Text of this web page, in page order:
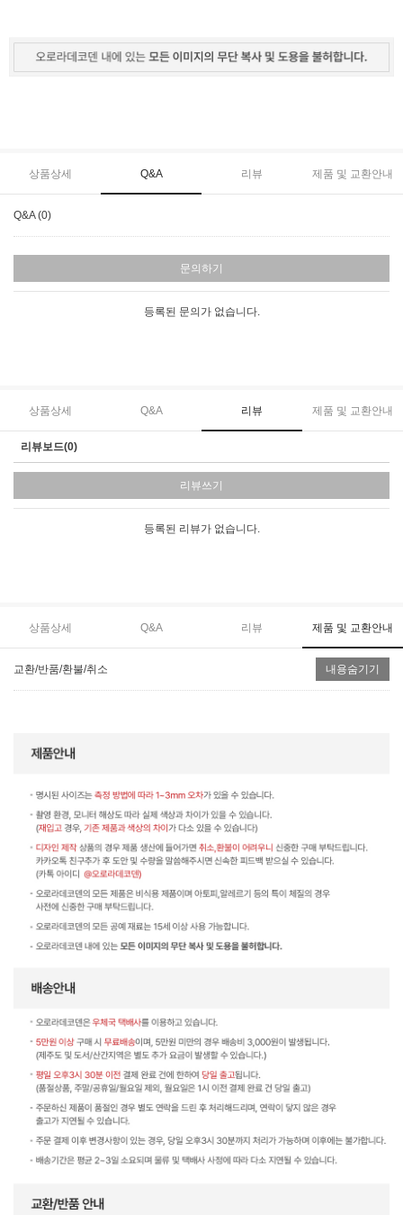
상품상세 Q&A 리뷰 제품 및 교환안내
Q&A (0)
문의하기
등록된 문의가 없습니다.
상품상세 Q&A 리뷰 제품 및 교환안내
리뷰보드(0)
리뷰쓰기
등록된 리뷰가 없습니다.
상품상세 Q&A 리뷰 제품 및 교환안내
교환/반품/환불/취소 내용숨기기